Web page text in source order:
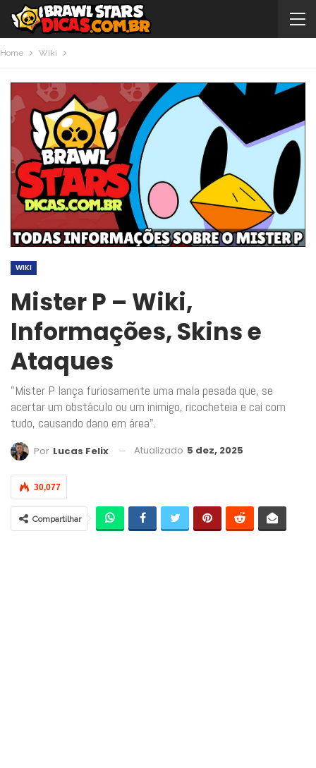
Home Wiki
WIKI
Mister P – Wiki,
Informações, Skins e
Ataques
"Mister P lança furiosamente uma mala pesada que, se
acertar um obstáculo ou um inimigo, ricocheteia e cai com
tudo, causando dano em área".
Por Lucas Felix Atualizado 5 dez, 2025
30,077
Compartilhar